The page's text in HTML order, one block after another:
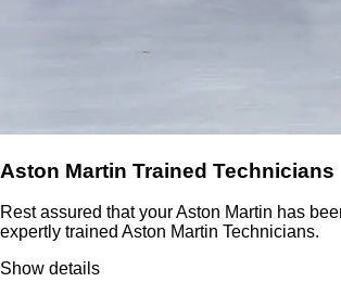
Aston Martin Trained Technicians
Rest assured that your Aston Martin has
expertly trained Aston Martin Technicians.
Show details